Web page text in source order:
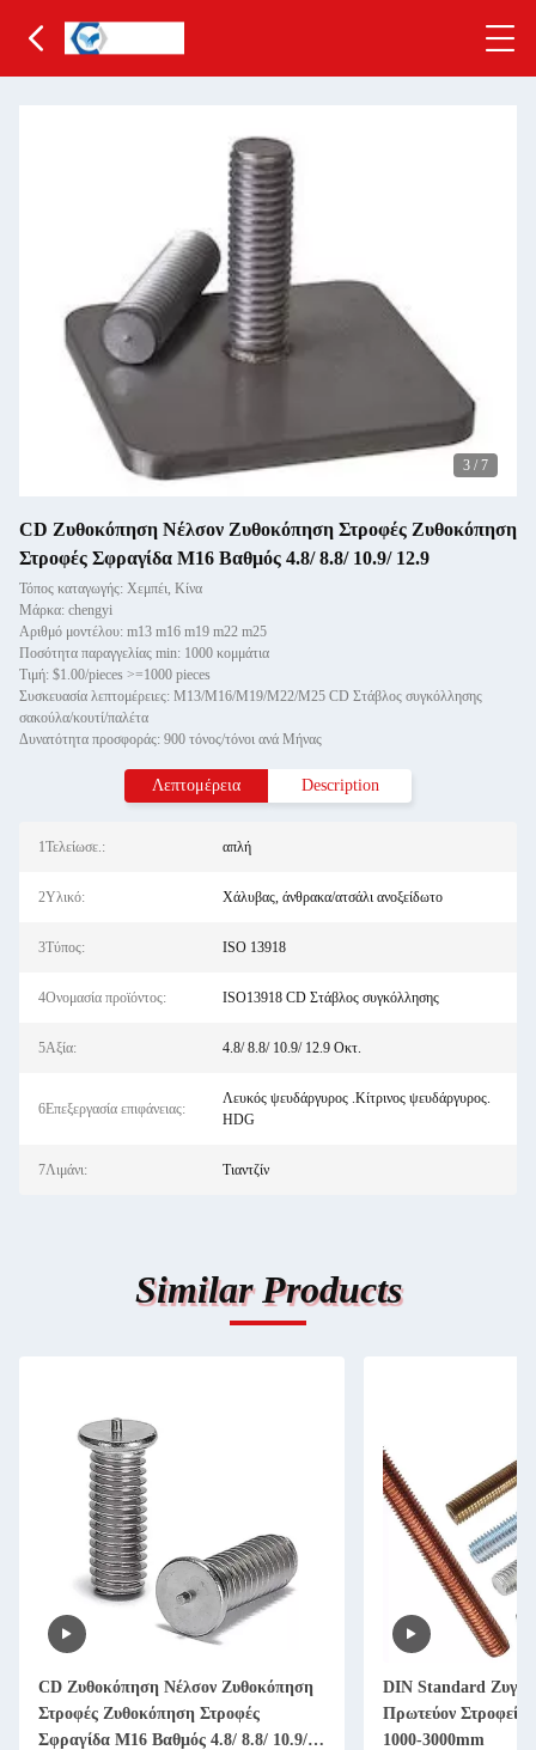
3 / 7
CD Ζυθοκόπηση Νέλσον Ζυθοκόπηση Στροφές Ζυθοκόπηση
Στροφές Σφραγίδα M16 Βαθμός 4.8/ 8.8/ 10.9/ 12.9
Τόπος καταγωγής: Χεμπέι, Κίνα
Μάρκα: chengyi
Αριθμό μοντέλου: m13 m16 m19 m22 m25
Ποσότητα παραγγελίας min: 1000 κομμάτια
Τιμή: $1.00/pieces >=1000 pieces
Συσκευασία λεπτομέρειες: M13/M16/M19/M22/M25 CD Στάβλος συγκόλλησης
σακούλα/κουτί/παλέτα
Δυνατότητα προσφοράς: 900 τόνος/τόνοι ανά Μήνας
Λεπτομέρεια Description
1Τελείωσε.: απλή
2Υλικό: Χάλυβας, άνθρακα/ατσάλι ανοξείδωτο
3Τύπος: ISO 13918
4Ονομασία προϊόντος: ISO13918 CD Στάβλος συγκόλλησης
5Αξία: 4.8/ 8.8/ 10.9/ 12.9 Οκτ.
6Επεξεργασία επιφάνειας:
Λευκός ψευδάργυρος .Κίτρινος ψευδάργυρος.
HDG
7Λιμάνι: Τιαντζίν
Similar Products
CD Ζυθοκόπηση Νέλσον Ζυθοκόπηση
Στροφές Ζυθοκόπηση Στροφές
Σφραγίδα M16 Βαθμός 4.8/ 8.8/ 10.9/
DIN Standard
Πρωτεύον Στροφείο
1000-3000mm